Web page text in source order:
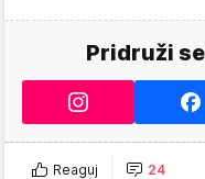
Pridruži
Reaguj 24